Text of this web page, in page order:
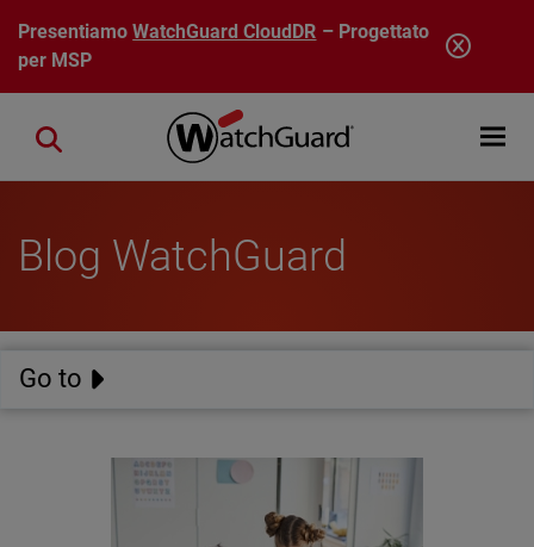
Salta al contenuto principale
PresentiamoWatchGuard CloudDR – Progettato
per MSP
Open
Close search
Blog WatchGuard
Go to